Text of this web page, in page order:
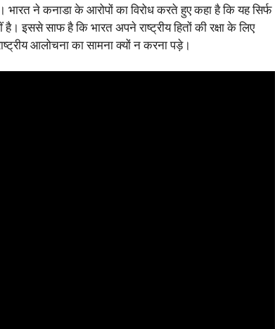
ने कनाडा के आरोपों का विरोध करते हुए कहा है कि यह सिर्फ
इससे साफ है कि भारत अपने राष्ट्रीय हितों की रक्षा के लिए
आलोचना का सामना क्यों न करना पड़े।